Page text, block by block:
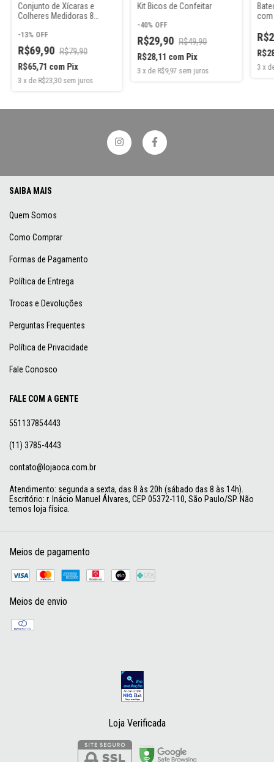
Conjunto de Xícaras e
Colheres Medidoras 8
-13% OFF
R$69,90 R$79,90
R$65,71 com Pix
3 x de R$23,30 sem juros
Kit Bicos de Confeitar
-40% OFF
R$29,90 R$49,90
R$28,11 com Pix
3 x de R$9,97 sem juros 3 x
SAIBA MAIS
Quem Somos
Como Comprar
Formas de Pagamento
Política de Entrega
Trocas e Devoluções
Perguntas Frequentes
Política de Privacidade
Fale Conosco
FALE COM A GENTE
551137854443
(11) 3785-4443
contato@lojaoca.com.br
Atendimento: segunda a sexta, das 8 às 20h (sábado das 8 às 14h).
Escritório: r. Inácio Manuel Álvares, CEP 05372-110, São Paulo/SP. Não
temos loja física.
Meios de pagamento
Meios de envio
Loja Verificada